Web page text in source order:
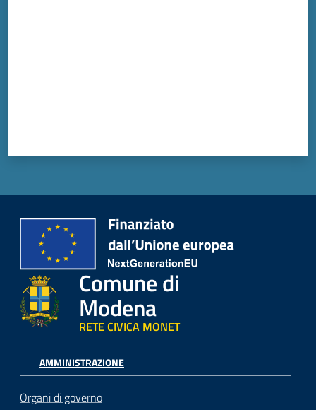
Comune di
Modena
RETE CIVICA MONET
AMMINISTRAZIONE
Organi di governo